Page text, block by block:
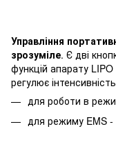
Управління
зрозуміле. Є дві
функцій апарату
регулює
для роботи в
для режиму EMS -